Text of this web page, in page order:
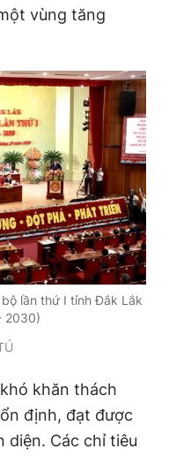
780 404
soạn Chính sách bảo
cấp ngày 24.3.2020
Thanh Niên. Cấm sao
sự chấp thuận bằng văn
vùng tăng
lần thứ I tỉnh Đắk Lắk
2030)
khăn thách
định, đạt được
diện. Các chỉ tiêu